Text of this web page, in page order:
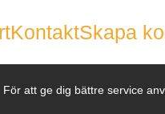
För att ge dig bättre service
KontaktSkapa